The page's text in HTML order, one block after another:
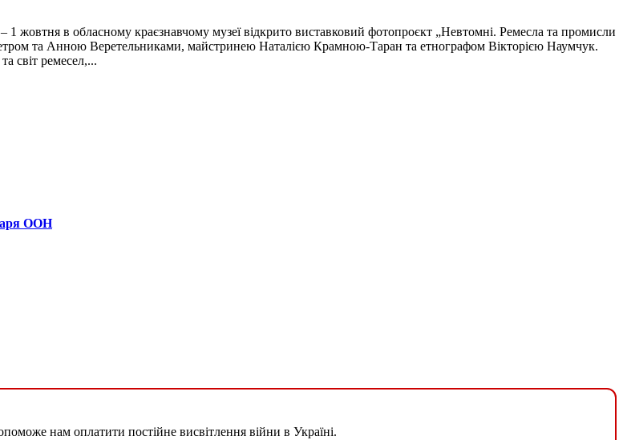
в обласному краєзнавчому музеї відкрито виставковий фотопроєкт „Невтомні. Ремес­ла та промисли
та Анною Веретельниками, майстринею Наталією Крамною-Таран та етнографом Вікторією Наумчук.
світ ремесел,...
ООН
нам оплатити постійне висвітлення війни в Україні.